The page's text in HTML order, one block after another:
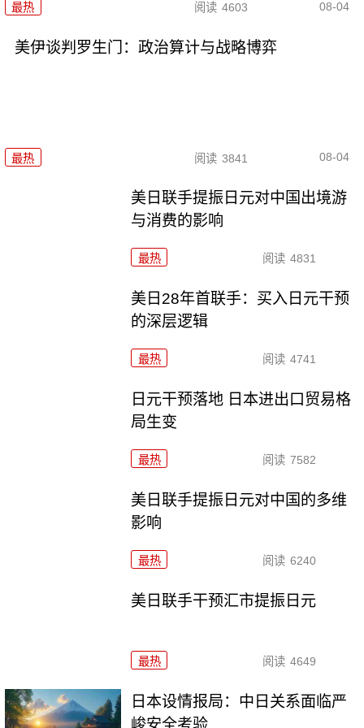
最热 阅读 4603 08-04
美伊谈判罗生门：政治算计与战略博弈
最热 阅读 3841 08-04
美日联手提振日元对中国出境游
与消费的影响
最热 阅读 4831
美日28年首联手：买入日元干预
的深层逻辑
最热 阅读 4741
日元干预落地 日本进出口贸易格
局生变
最热 阅读 7582
美日联手提振日元对中国的多维
影响
最热 阅读 6240
美日联手干预汇市提振日元
最热 阅读 4649
日本设情报局：中日关系面临严
峻安全考验